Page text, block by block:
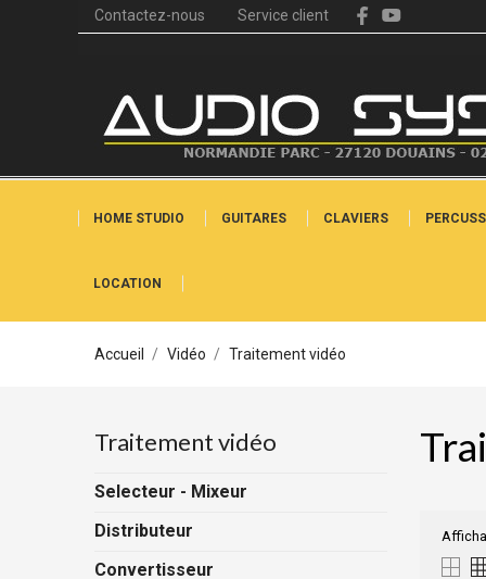
Contactez-nous Service client
HOME STUDIO GUITARES CLAVIERS
LOCATION
Accueil Vidéo Traitement vidéo
Traitement vidéo
Selecteur - Mixeur
Distributeur
Convertisseur